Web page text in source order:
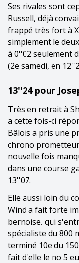
Ses rivales sont
Russell, déjà
frappé très fort à
simplement le
à 0''02 seulement
(2e samedi, en
13''24 pour
Très en retrait à
a cette fois-ci
Bâlois a pris une
chrono prometteur
nouvelle fois
dans une course
13''07.
Elle aussi loin du
Wind a fait forte
bernoise, qui
spécialiste du 800
terminé 10e du
fait d'elle le no 5